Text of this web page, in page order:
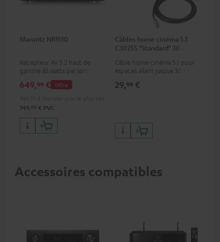
Marantz NR1510
Récepteur AV 5.2 haut de
gamme 85 watts par sortie de
Offre
649,99 €
749, 00 € PVC
Câbles home cinéma 5.1
C3025S "Standard" 30 m²
Câble home cinéma 5.1 pour
espaces allant jusque 30 m²
29,99 €
Accessoires compatibles